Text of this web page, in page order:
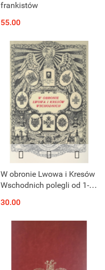
frankistów
55.00
W obronie Lwowa i Kresów
Wschodnich polegli od 1-
czerwca 1919 r.
30.00